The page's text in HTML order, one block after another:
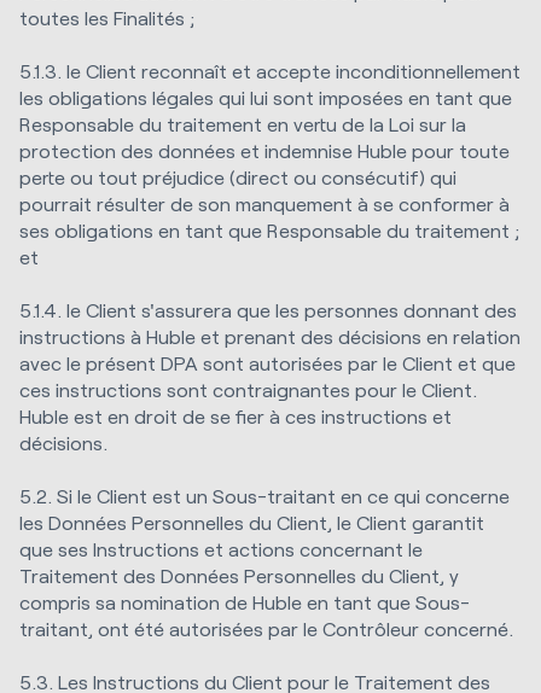
toutes les Finalités ;
5.1.3. le Client reconnaît et accepte inconditionnellement
les obligations légales qui lui sont imposées en tant que
Responsable du traitement en vertu de la Loi sur la
protection des données et indemnise Huble pour toute
perte ou tout préjudice (direct ou consécutif) qui
pourrait résulter de son manquement à se conformer à
ses obligations en tant que Responsable du traitement ;
et
5.1.4. le Client s'assurera que les personnes donnant des
instructions à Huble et prenant des décisions en relation
avec le présent DPA sont autorisées par le Client et que
ces instructions sont contraignantes pour le Client.
Huble est en droit de se fier à ces instructions et
décisions.
5.2. Si le Client est un Sous-traitant en ce qui concerne
les Données Personnelles du Client, le Client garantit
que ses Instructions et actions concernant le
Traitement des Données Personnelles du Client, y
compris sa nomination de Huble en tant que Sous-
traitant, ont été autorisées par le Contrôleur concerné.
5.3. Les Instructions du Client pour le Traitement des